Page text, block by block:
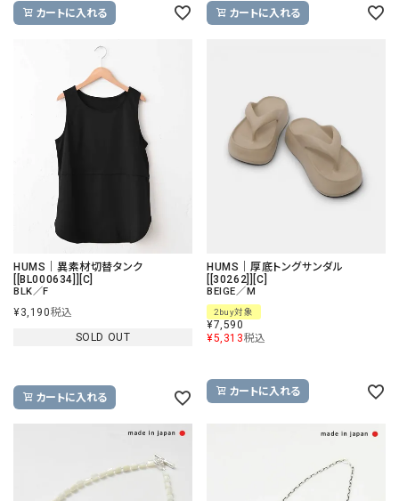
カートに入れる カートに入れる
HUMS｜異素材切替タンク
[[BL000634]][C]
BLK／F
¥3,190税込
SOLD OUT
カートに入れる
HUMS｜厚底トングサンダル
[[30262]][C]
BEIGE／M
2buy対象
¥7,590
¥5,313税込
カートに入れる